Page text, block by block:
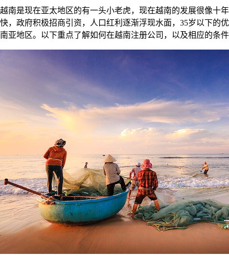
越南是现在亚太地区的有一头小老虎，现在越南的发展很像十
快，政府积极招商引资，人口红利逐渐浮现水面，35岁以下的
南亚地区。以下重点了解如何在越南注册公司，以及相应的条